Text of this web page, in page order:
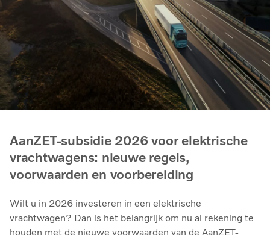
AanZET-subsidie 2026 voor elektrische
vrachtwagens: nieuwe regels,
voorwaarden en voorbereiding
Wilt u in 2026 investeren in een elektrische
vrachtwagen? Dan is het belangrijk om nu al rekening te
houden met de nieuwe voorwaarden van de AanZET-